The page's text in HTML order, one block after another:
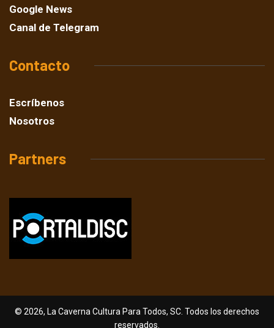
Google News
Canal de Telegram
Contacto
Escríbenos
Nosotros
Partners
© 2026, La Caverna Cultura Para Todos, SC. Todos los derechos
reservados.